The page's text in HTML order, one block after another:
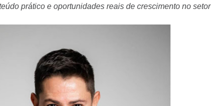
prático e oportunidades reais de crescimento no setor